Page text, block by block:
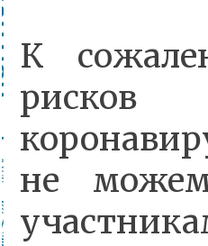
К
рисков
не